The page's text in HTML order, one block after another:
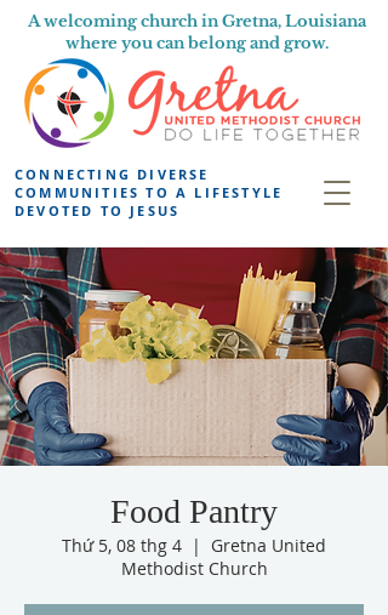
A welcoming church in Gretna, Louisiana
where you can belong and grow.
CONNECTING DIVERSE
COMMUNITIES TO A LIFESTYLE
DEVOTED TO JESUS
Food Pantry
Thứ 5, 08 thg 4
  |
Gretna United
Methodist Church